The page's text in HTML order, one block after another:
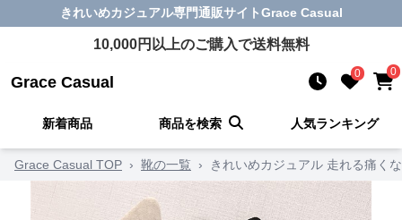
きれいめカジュアル専門通販サイトGrace Casual
10,000円以上のご購入で送料無料
Grace Casual 0 0
新着商品 商品を検索 人気ランキング
Grace Casual TOP › 靴の一覧 › きれいめカジュアル 走れる痛く